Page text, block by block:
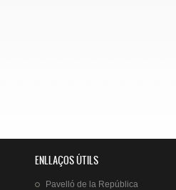
ENLLAÇOS ÚTILS
Pavelló de la República